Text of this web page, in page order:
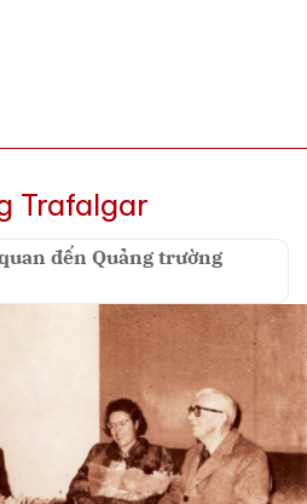
Trafalgar
đến Quảng trường